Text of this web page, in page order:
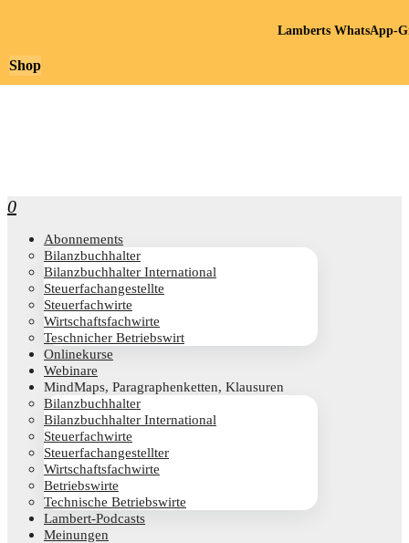
0
Abon­ne­ments
Bilanz­buch­hal­ter
Bilanz­buch­hal­ter International
Steu­er­fach­an­ge­stell­te
Steu­er­fach­wir­te
Wirt­schafts­fach­wir­te
Teschni­cher Betriebswirt
Online­kur­se
Web­i­na­re
Mind­Maps, Para­gra­phen­ket­ten, Klausuren
Bilanz­buch­hal­ter
Bilanz­buch­hal­ter International
Steu­er­fach­wir­te
Steu­er­fach­an­ge­stell­ter
Wirt­schafts­fach­wir­te
Betriebs­wir­te
Tech­ni­sche Betriebswirte
Lam­­bert-Pod­­casts
Mei­nun­gen
Shop
Lamberts WhatsApp-